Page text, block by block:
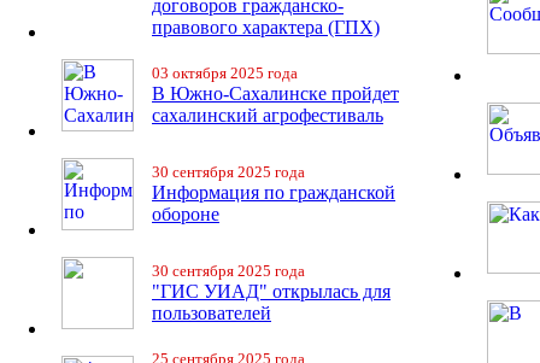
договоров гражданско-
правового характера (ГПХ)
03 октября 2025 года
В Южно-Сахалинске пройдет
сахалинский агрофестиваль
30 сентября 2025 года
Информация по гражданской
обороне
30 сентября 2025 года
"ГИС УИАД" открылась для
пользователей
25 сентября 2025 года